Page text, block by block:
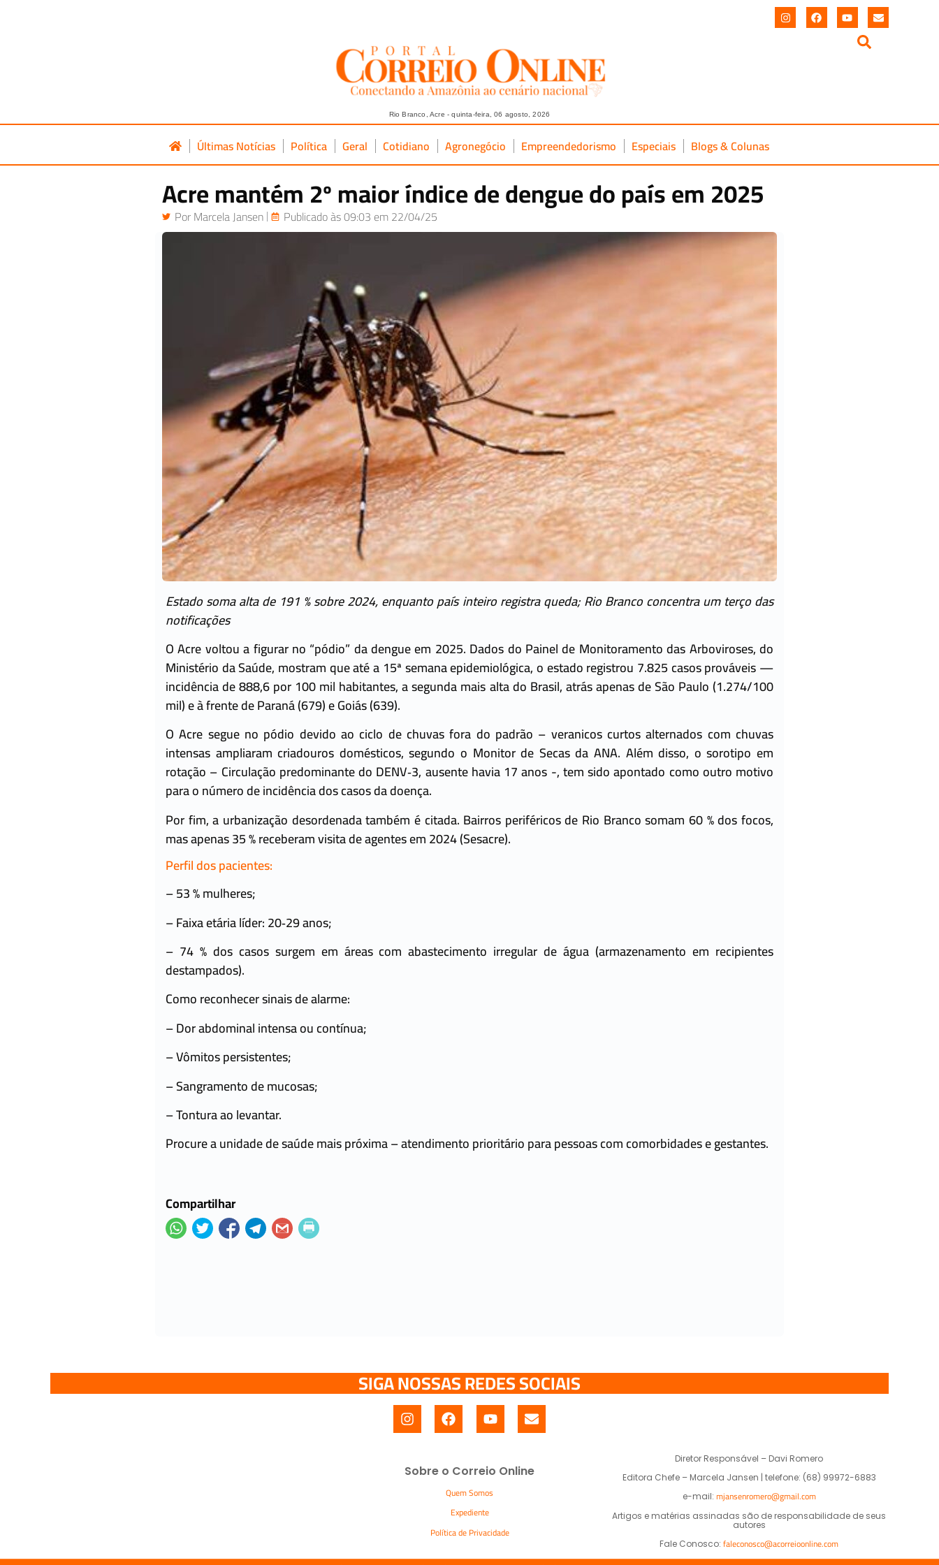
Rio Branco, Acre - quinta-feira, 06 agosto, 2026
Últimas Notícias Política Geral Cotidiano Agronegócio Empreendedorismo Especiais Blogs & Colunas
Acre mantém 2º maior índice de dengue do país em 2025
PorMarcela Jansen Publicado às 09:03 em 22/04/25
Estado soma alta de 191 % sobre 2024, enquanto país inteiro registra queda; Rio Branco concentra um terço das
notificações
O Acre voltou a figurar no “pódio” da dengue em 2025. Dados do Painel de Monitoramento das Arboviroses, do
Ministério da Saúde, mostram que até a 15ª semana epidemiológica, o estado registrou 7.825 casos prováveis —
incidência de 888,6 por 100 mil habitantes, a segunda mais alta do Brasil, atrás apenas de São Paulo (1.274/100
mil) e à frente de Paraná (679) e Goiás (639).
O Acre segue no pódio devido ao ciclo de chuvas fora do padrão – veranicos curtos alternados com chuvas
intensas ampliaram criadouros domésticos, segundo o Monitor de Secas da ANA. Além disso, o sorotipo em
rotação – Circulação predominante do DENV‑3, ausente havia 17 anos -, tem sido apontado como outro motivo
para o número de incidência dos casos da doença.
Por fim, a urbanização desordenada também é citada. Bairros periféricos de Rio Branco somam 60 % dos focos,
mas apenas 35 % receberam visita de agentes em 2024 (Sesacre).
Perfil dos pacientes:
– 53 % mulheres;
– Faixa etária líder: 20‑29 anos;
– 74 % dos casos surgem em áreas com abastecimento irregular de água (armazenamento em recipientes
destampados).
Como reconhecer sinais de alarme:
– Dor abdominal intensa ou contínua;
– Vômitos persistentes;
– Sangramento de mucosas;
– Tontura ao levantar.
Procure a unidade de saúde mais próxima – atendimento prioritário para pessoas com comorbidades e gestantes.
Compartilhar
SIGA NOSSAS REDES SOCIAIS
Sobre o Correio Online
Quem Somos
Expediente
Política de Privacidade
Diretor Responsável – Davi Romero
Editora Chefe – Marcela Jansen | telefone: (68) 99972-6883
e-mail: mjansenromero@gmail.com
Artigos e matérias assinadas são de responsabilidade de seus
autores
Fale Conosco: faleconosco@acorreioonline.com